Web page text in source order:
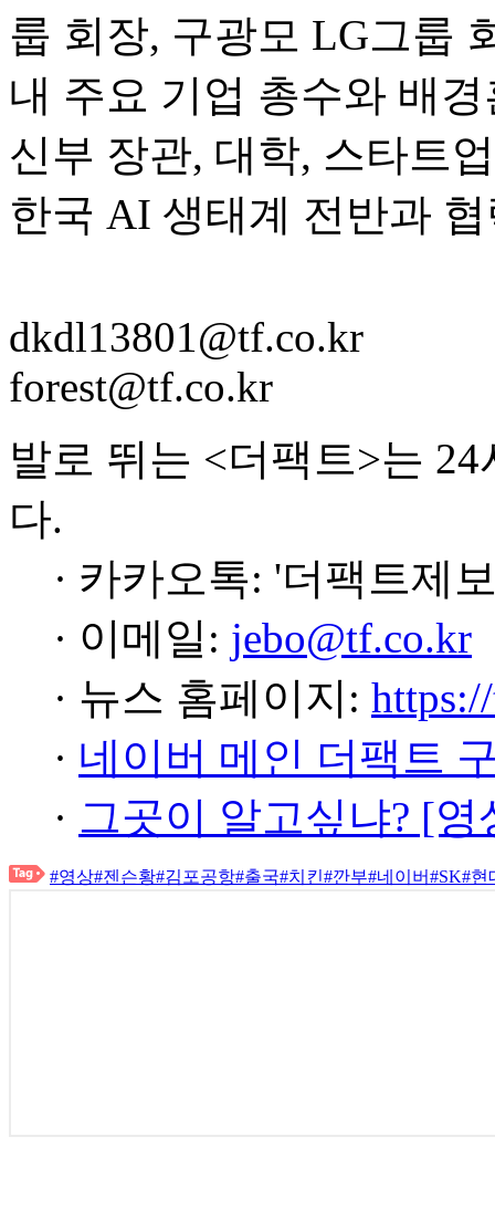
룹 회장, 구광모 LG그룹
내 주요 기업 총수와 배
신부 장관, 대학, 스타트
한국 AI 생태계 전반과
dkdl13801@tf.co.kr
forest@tf.co.kr
발로 뛰는 <더팩트>는
다.
· 카카오톡: '더팩트제
· 이메일: jebo@tf.co.kr
· 뉴스 홈페이지:
· 네이버 메인 더팩트
· 그곳이 알고싶냐? [
#영상#젠슨황#김포공항#출국#치킨#깐부#네이버#SK#현